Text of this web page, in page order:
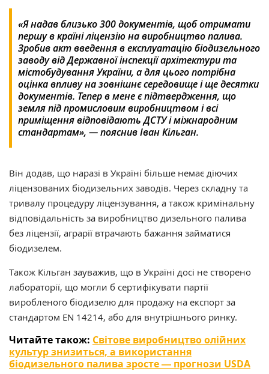
«Я надав близько 300 документів, щоб отримати
першу в країні ліцензію на виробництво палива.
Зробив акт введення в експлуатацію біодизельного
заводу від Державної інспекції архітектури та
містобудування України, а для цього потрібна
оцінка впливу на зовнішнє середовище і ще десятки
документів. Тепер в мене є підтвердження, що
земля під промисловим виробництвом і всі
приміщення відповідають ДСТУ і міжнародним
стандартам», — пояснив Іван Кільган.
Він додав, що наразі в Україні більше немає діючих
ліцензованих біодизельних заводів. Через складну та
тривалу процедуру ліцензування, а також кримінальну
відповідальність за виробництво дизельного палива
без ліцензії, аграрії втрачають бажання займатися
біодизелем.
Також Кільган зауважив, що в Україні досі не створено
лабораторії, що могли б сертифікувати партії
виробленого біодизелю для продажу на експорт за
стандартом EN 14214, або для внутрішнього ринку.
Читайте також: Світове виробництво олійних
культур знизиться, а використання
біодизельного палива зросте ― прогнози USDA